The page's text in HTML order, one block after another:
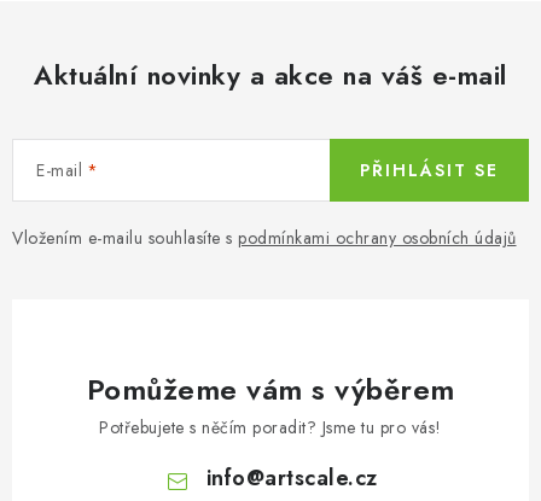
Aktuální novinky a akce na váš e-mail
E-mail
Vložením e-mailu souhlasíte s podmínkami ochrany osobních údajů
PŘIHLÁSIT SE
Pomůžeme vám s výběrem
Potřebujete s něčím poradit? Jsme tu pro vás!
info@artscale.cz